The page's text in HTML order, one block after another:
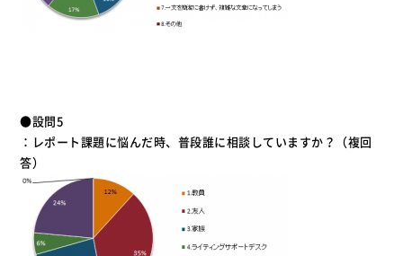
●設問5
：レポート課題に悩んだ時、普段誰に相談していますか？（複回
答）